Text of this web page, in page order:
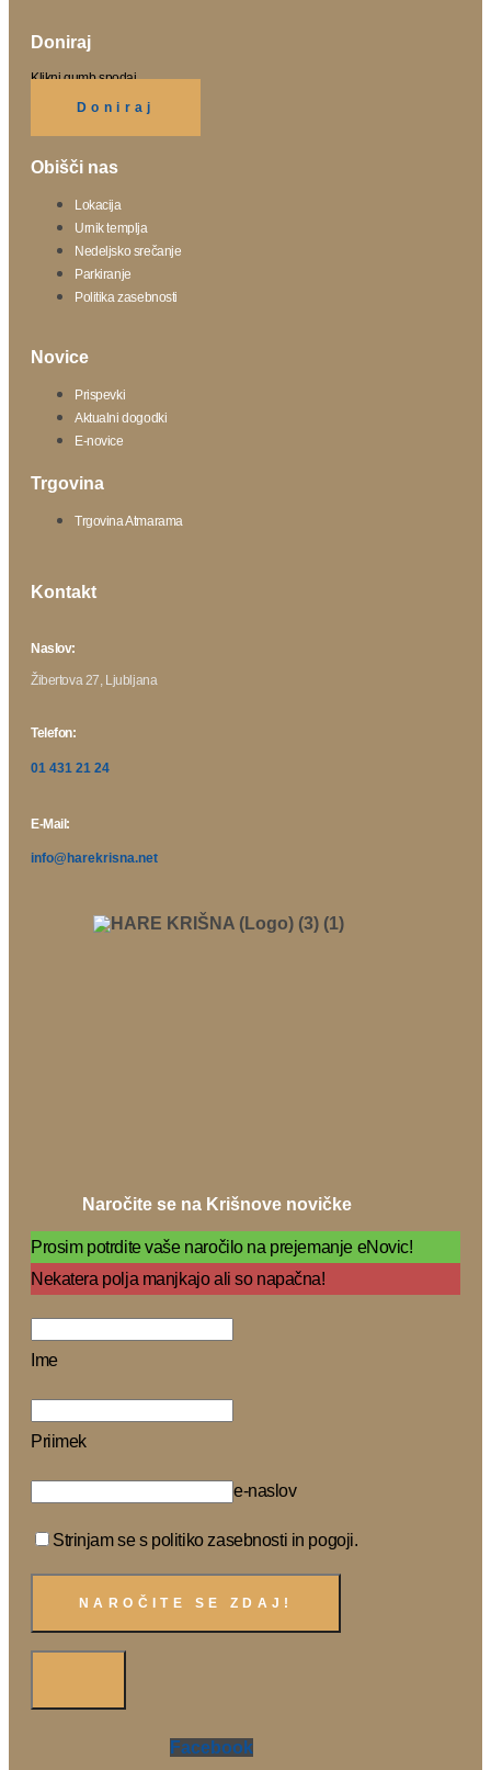
Doniraj
Klikni gumb spodaj.
Doniraj
Obišči nas
Lokacija
Urnik templja
Nedeljsko srečanje
Parkiranje
Politika zasebnosti
Novice
Prispevki
Aktualni dogodki
E-novice
Trgovina
Trgovina Atmarama
Kontakt
Naslov:
Žibertova 27, Ljubljana
Telefon:
01 431 21 24
E-Mail:
info@harekrisna.net
Naročite se na Krišnove novičke
Prosim potrdite vaše naročilo na prejemanje eNovic!
Nekatera polja manjkajo ali so napačna!
Ime
Priimek
e-naslov
Strinjam se s politiko zasebnosti in pogoji.
Facebook